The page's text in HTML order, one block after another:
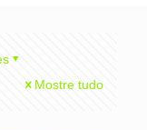
Mostre tudo